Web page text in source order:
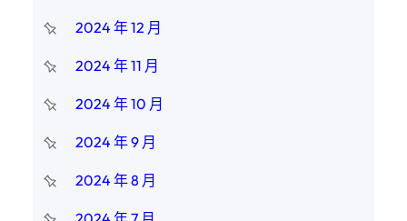
2024 年 12 月
2024 年 11 月
2024 年 10 月
2024 年 9 月
2024 年 8 月